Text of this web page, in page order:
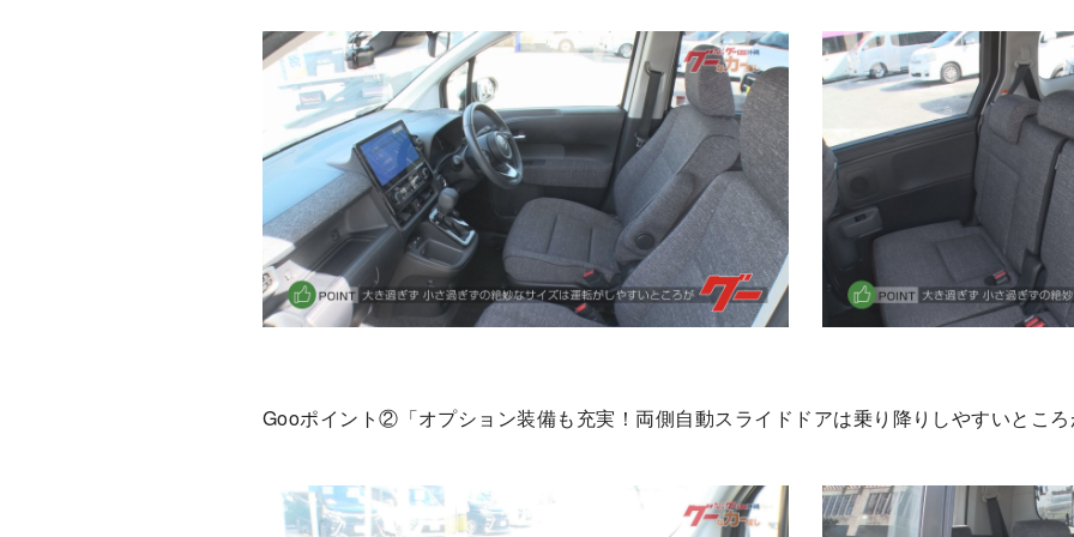
Gooポイント②「オプション装備も充実！両側自動スライドドアは乗り降りしやすいとこ